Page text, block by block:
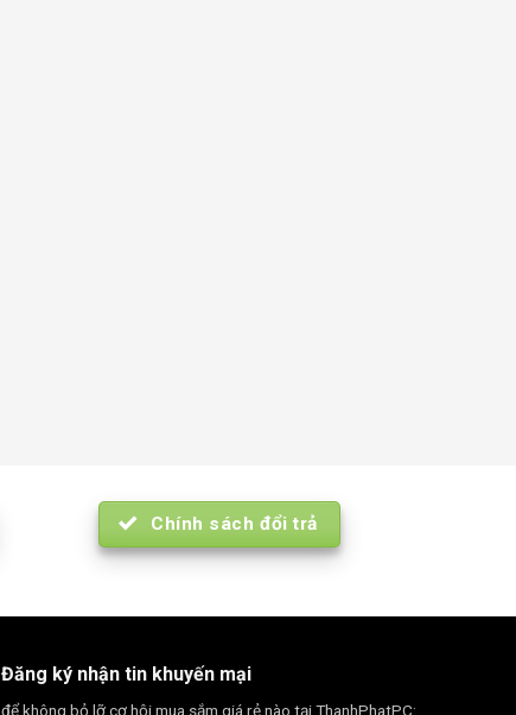
Chính sách đổi trả
Đăng ký nhận tin khuyến mại
để không bỏ lỡ cơ hội mua sắm giá rẻ nào tại ThanhPhatPC: